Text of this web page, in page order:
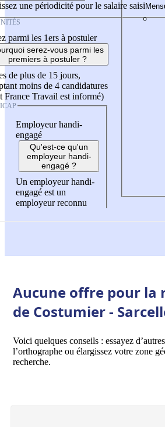
une périodicité pour le salaire saisi
parmi les 1ers à postuler
serez-vous parmi les
premiers à postuler ?
de plus de 15 jours,
moins de 4 candidatures
France Travail est informé)
Employeur handi-
engagé
Qu'est-ce qu'un
employeur handi-
engagé ?
Un employeur handi-
engagé est un
employeur reconnu
Aucune offre pour la
de Costumier -
Voici quelques conseils : essayez
l’orthographe ou élargissez votre zone
recherche.